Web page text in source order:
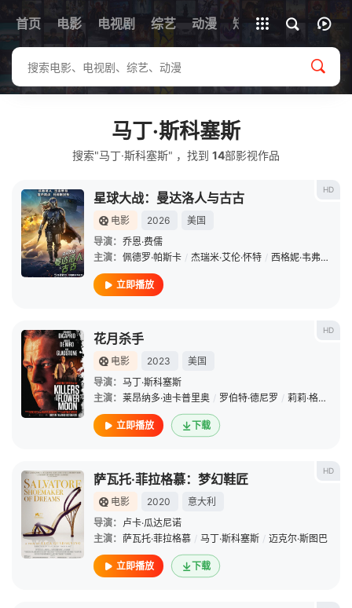
首页 电影 电视剧 综艺 动漫 短剧
全部影片
马丁·斯科塞斯
搜索"马丁·斯科塞斯" ，找到 14部影视作品
HD
星球大战：曼达洛人与古古
电影 2026
美国
导演： 乔恩·费儒
主演： 佩德罗·帕斯卡 / 杰瑞米·艾伦·怀特 / 西格妮·韦弗 /
立即播放
HD
花月杀手
电影 2023
美国
导演： 马丁·斯科塞斯
主演： 莱昂纳多·迪卡普里奥 / 罗伯特·德尼罗 / 莉莉·格莱斯顿
立即播放 下载
HD
萨瓦托·菲拉格慕：梦幻鞋匠
电影 2020
意大利
导演： 卢卡·瓜达尼诺
主演： 萨瓦托·菲拉格慕 / 马丁·斯科塞斯 / 迈克尔·斯图巴
立即播放 下载